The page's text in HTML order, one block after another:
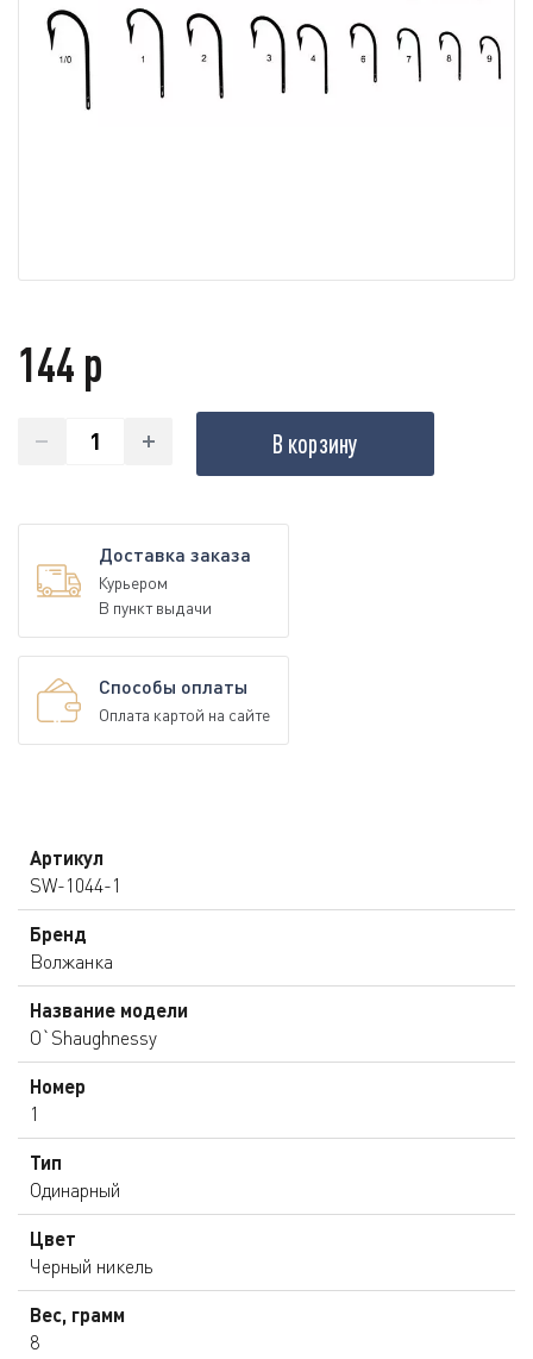
144 р
В корзину
Доставка заказа
Курьером
В пункт выдачи
Способы оплаты
Оплата картой на сайте
Артикул
SW-1044-1
Бренд
Волжанка
Название модели
O`Shaughnessy
Номер
1
Тип
Одинарный
Цвет
Черный никель
Вес, грамм
8